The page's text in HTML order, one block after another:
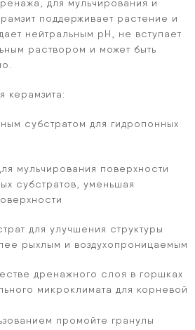
для мульчирования и
поддерживает растение и
нейтральным рН, не вступает
раствором и может быть
керамзита:
субстратом для гидропонных
мульчирования поверхности
субстратов, уменьшая
для улучшения структуры
рыхлым и воздухопроницаемым
дренажного слоя в горшках
микроклимата для корневой
промойте гранулы